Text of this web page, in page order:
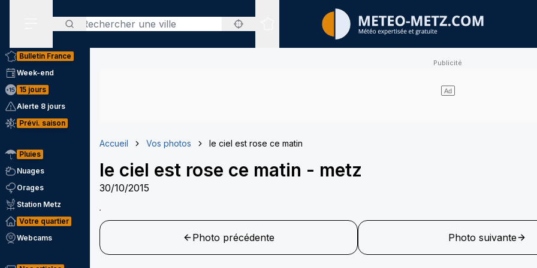
Rechercher
Sites expertisés
Bulletin France
Week-end
15 jours
Alerte 8 jours
Prévi. saison
Pluies
Nuages
Orages
Station Metz
Votre quartier
Webcams
Accueil Vos photos le ciel est rose ce matin
le ciel est rose ce matin - metz
30/10/2015
Photo précédente Photo suivante